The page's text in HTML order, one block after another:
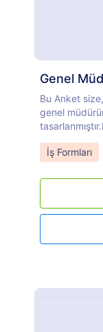
Bu Anket
genel
cevaplarınız,
yapan
toplantıda
Go to
İş Formları